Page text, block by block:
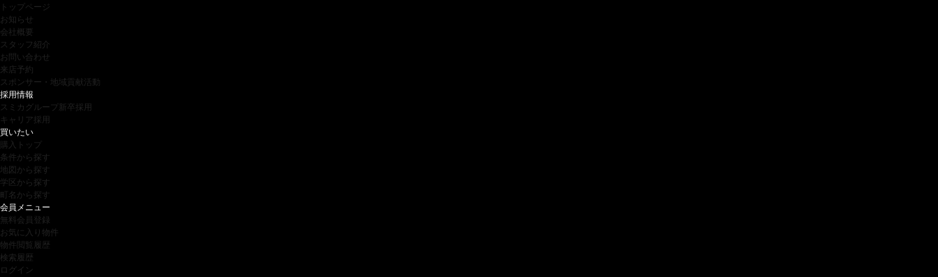
トップページ
お知らせ
会社概要
スタッフ紹介
お問い合わせ
来店予約
スポンサー・地域貢献活動
採用情報
スミカグループ新卒採用
キャリア採用
買いたい
購入トップ
条件から探す
地図から探す
学区から探す
町名から探す
会員メニュー
無料会員登録
お気に入り物件
物件閲覧履歴
検索履歴
ログイン